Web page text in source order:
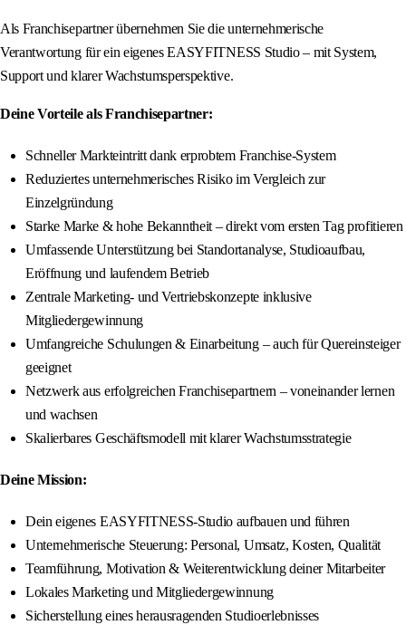
Als Franchisepartner übernehmen Sie die unternehmerische
Verantwortung für ein eigenes EASYFITNESS Studio – mit System,
Support und klarer Wachstumsperspektive.
Deine Vorteile als Franchisepartner:
Schneller Markteintritt dank erprobtem Franchise-System
Reduziertes unternehmerisches Risiko im Vergleich zur
Einzelgründung
Starke Marke & hohe Bekanntheit – direkt vom ersten Tag profitieren
Umfassende Unterstützung bei Standortanalyse, Studioaufbau,
Eröffnung und laufendem Betrieb
Zentrale Marketing- und Vertriebskonzepte inklusive
Mitgliedergewinnung
Umfangreiche Schulungen & Einarbeitung – auch für Quereinsteiger
geeignet
Netzwerk aus erfolgreichen Franchisepartnern – voneinander lernen
und wachsen
Skalierbares Geschäftsmodell mit klarer Wachstumsstrategie
Deine Mission:
Dein eigenes EASYFITNESS-Studio aufbauen und führen
Unternehmerische Steuerung: Personal, Umsatz, Kosten, Qualität
Teamführung, Motivation & Weiterentwicklung deiner Mitarbeiter
Lokales Marketing und Mitgliedergewinnung
Sicherstellung eines herausragenden Studioerlebnisses